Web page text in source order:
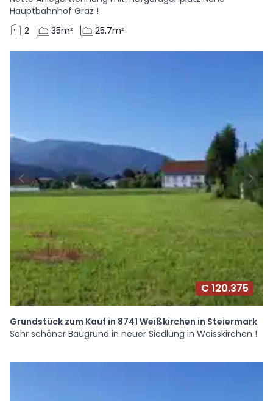
Hauptbahnhof Graz !
2
35m² 25.7m²
€ 120.375
Grundstück zum Kauf in 8741 Weißkirchen in Steiermark
Sehr schöner Baugrund in neuer Siedlung in Weisskirchen !